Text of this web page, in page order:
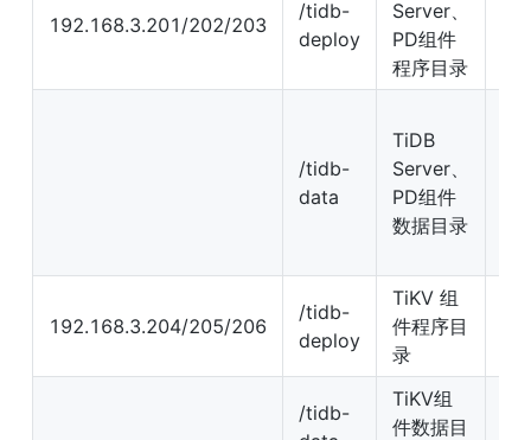
192.168.3.201/202/203
/tidb-
deploy
Server、
PD组件
程序目录
/tidb-
data
TiDB
Server、
PD组件
数据目录
192.168.3.204/205/206
/tidb-
deploy
TiKV 组
件程序目
录
/tidb-
TiKV组
件数据目